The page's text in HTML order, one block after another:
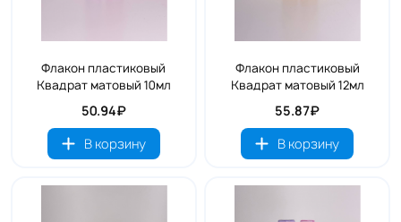
Флакон пластиковый
Квадрат матовый 10мл
50.94₽
В корзину
Флакон пластиковый
Квадрат матовый 12мл
55.87₽
В корзину